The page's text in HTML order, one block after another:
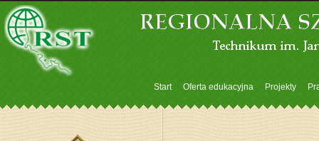
Start Oferta edukacyjna Projekty